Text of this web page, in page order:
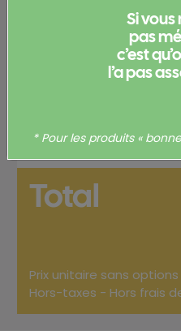
vous connecter
et/ou commander votre
Votre
Total
Prix unitaire sans
Hors-taxes - Hors frais
Si vous
pas
c’est
l’a pas
* Pour les produits «